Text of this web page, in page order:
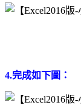
4.完成如下圖：